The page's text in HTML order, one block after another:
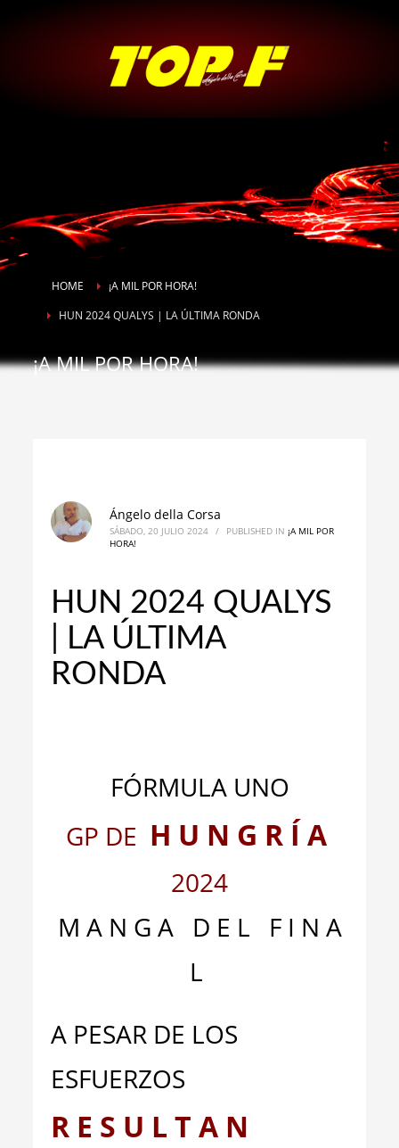
HOME
¡A MIL POR HORA!
HUN 2024 QUALYS | LA ÚLTIMA RONDA
¡A MIL POR HORA!
Ángelo della Corsa
SÁBADO, 20 JULIO 2024 / PUBLISHED IN¡A MIL POR
HORA!
HUN 2024 QUALYS
| LA ÚLTIMA
RONDA
FÓRMULA UNO
GP DE H U N G R Í A
2024
M A N G A D E L F I N A
L
A PESAR DE LOS
ESFUERZOS
R E S U L T A N